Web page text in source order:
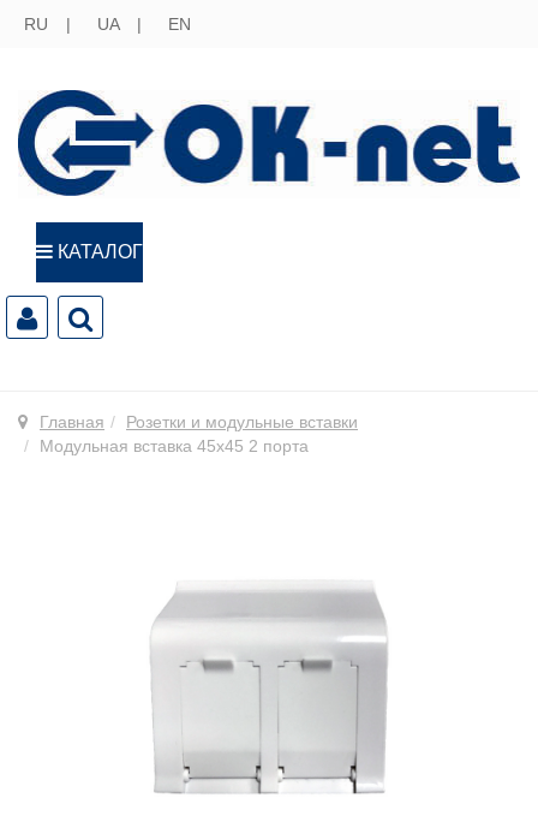
RU UA EN
КАТАЛОГ
Главная
Розетки и модульные вставки
Модульная вставка 45х45 2 порта